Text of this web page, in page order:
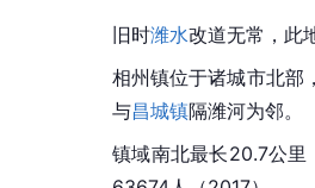
旧时潍水改道无常 ，此
相州镇位于诸城市北部
与昌城镇隔潍河为邻。
镇域南北最长20.7公里